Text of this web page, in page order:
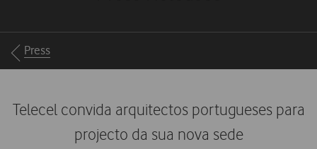
Breadcrumbs
Press
Telecel convida arquitectos portugueses para
projecto da sua nova sede